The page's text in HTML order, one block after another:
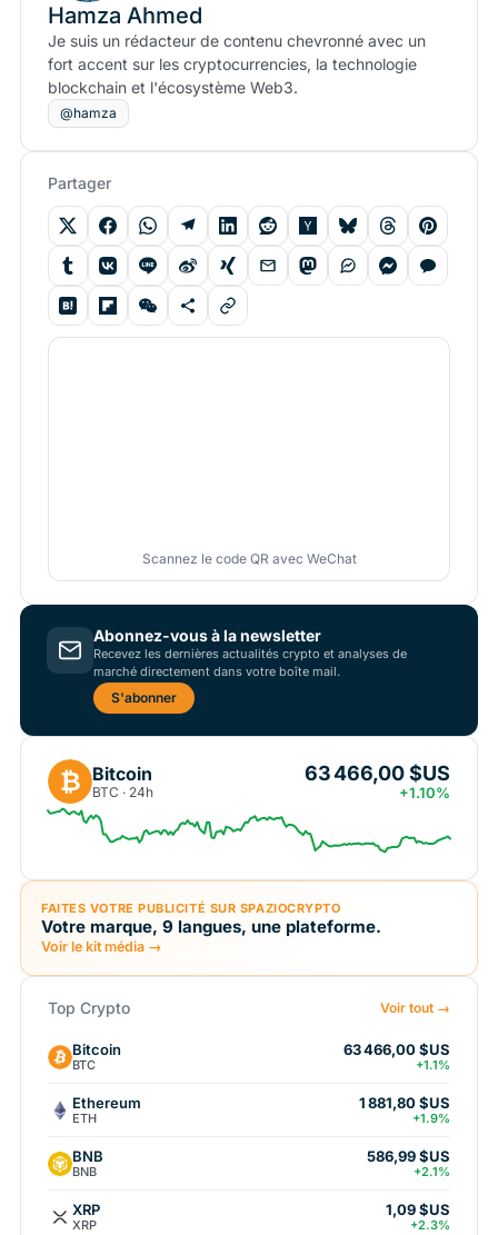
Hamza Ahmed
Je suis un rédacteur de contenu chevronné avec un
fort accent sur les cryptocurrencies, la technologie
blockchain et l'écosystème Web3.
@hamza
Partager
Scannez le code QR avec WeChat
Abonnez-vous à la newsletter
Recevez les dernières actualités crypto et analyses de
marché directement dans votre boîte mail.
S'abonner
₿ Bitcoin
BTC · 24h
63 466,00 $US
+1.10%
FAITES VOTRE PUBLICITÉ SUR SPAZIOCRYPTO
Votre marque, 9 langues, une plateforme.
Voir le kit média →
Top Crypto Voir tout →
Bitcoin
BTC
63 466,00 $US
+1.1%
Ethereum
ETH
1 881,80 $US
+1.9%
BNB
BNB
586,99 $US
+2.1%
XRP
XRP
1,09 $US
+2.3%